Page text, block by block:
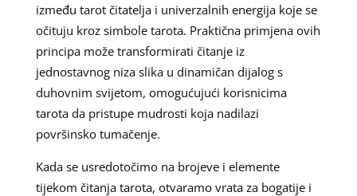
između tarot čitatelja i univerzalnih energija koje se
očituju kroz simbole tarota. Praktična primjena ovih
principa može transformirati čitanje iz
jednostavnog niza slika u dinamičan dijalog s
duhovnim svijetom, omogućujući korisnicima
tarota da pristupe mudrosti koja nadilazi
površinsko tumačenje.
Kada se usredotočimo na brojeve i elemente
tijekom čitanja tarota, otvaramo vrata za bogatije i